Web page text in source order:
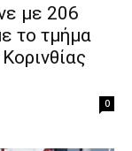
με 206
το τμήμα
0